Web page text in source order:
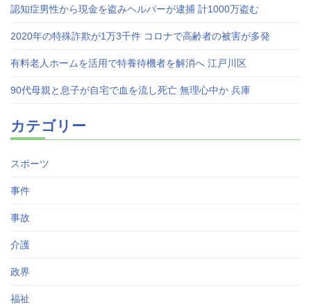
認知症男性から現金を盗みヘルパーが逮捕 計1000万盗む
2020年の特殊詐欺が1万3千件 コロナで高齢者の被害が多発
有料老人ホームを活用で特養待機者を解消へ 江戸川区
90代母親と息子が自宅で血を流し死亡 無理心中か 兵庫
カテゴリー
スポーツ
事件
事故
介護
政界
福祉